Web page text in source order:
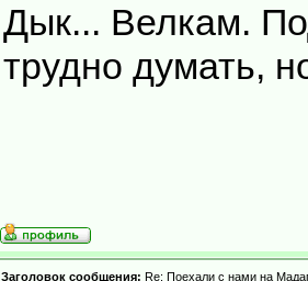
Дык... Велкам.
трудно думать,
Заголовок сообщения: Re: Поехали с нами на